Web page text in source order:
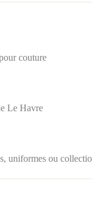
couture
Le Havre
uniformes ou